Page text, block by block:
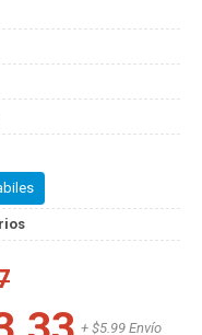
+ $5.99 Envío